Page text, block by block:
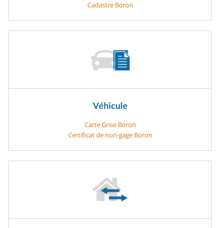
Cadastre Boron
Véhicule
Carte Grise Boron
Certificat de non-gage Boron